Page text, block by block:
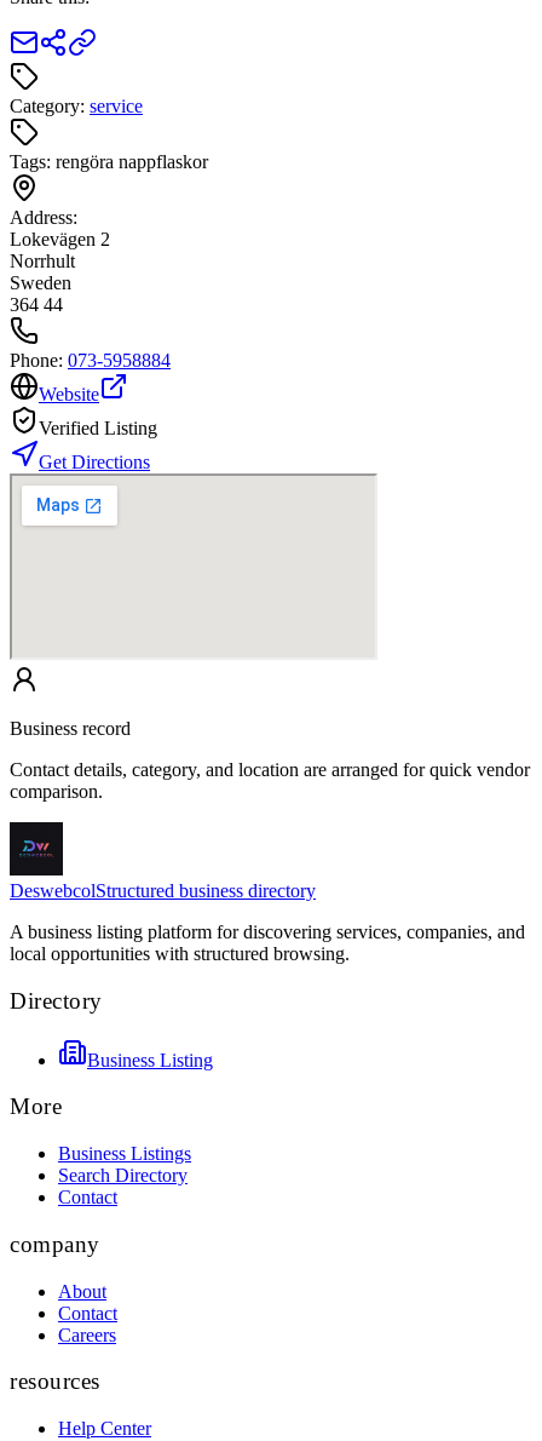
Category: service
Tags: rengöra nappflaskor
Address:
Lokevägen 2
Norrhult
Sweden
364 44
Phone: 073-5958884
Website
Verified Listing
Get Directions
Business record
Contact details, category, and location are arranged for quick vendor
comparison.
DeswebcolStructured business directory
A business listing platform for discovering services, companies, and
local opportunities with structured browsing.
Directory
Business Listing
More
Business Listings
Search Directory
Contact
company
About
Contact
Careers
resources
Help Center